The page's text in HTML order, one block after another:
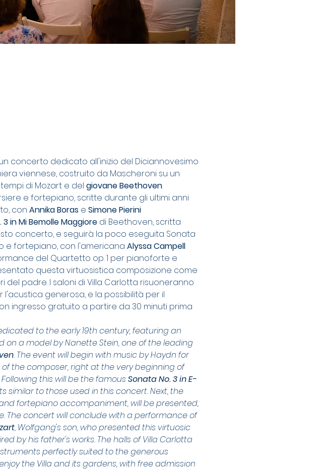
concerto dedicato all'inizio del Diciannovesimo
viennese, costruito da Mascheroni su un
di Mozart e del giovane Beethoven.
e fortepiano, scritte durante gli ultimi anni
con Annika Boras e Simone Pierini
3 in Mi Bemolle Maggiore di Beethoven, scritta
concerto, e seguirà la poco eseguita Sonata
fortepiano, con l'americana Alyssa Campell
del Quartetto op. 1 per pianoforte e
questa virtuosistica composizione come
padre. I saloni di Villa Carlotta risuoneranno
generosa, e la possibilità per il
ingresso gratuito a partire da 30 minuti prima
to the early 19th century, featuring an
on a model by Nanette Stein, one of the leading
. The event will begin with music by Haydn for
the composer, right at the very beginning of
Following this will be the famous Sonata No. 3 in E-
to those used in this concert. Next, the
fortepiano accompaniment, will be presented,
The concert will conclude with a performance of
, Wolfgang's son, who presented this virtuosic
by his father's works. The halls of Villa Carlotta
perfectly suited to the generous
the Villa and its gardens, with free admission